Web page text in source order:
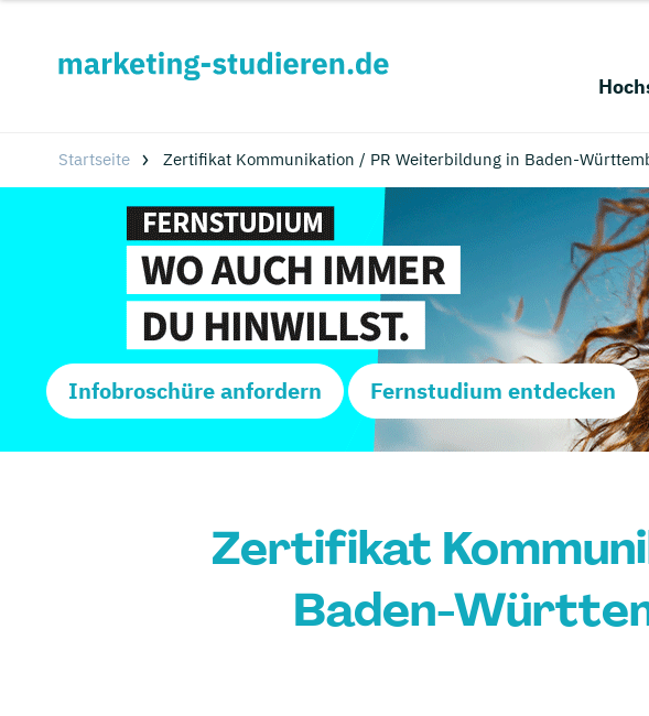
Startseite Zertifikat Kommunikation / PR Weiterbildung in Baden-
Infobroschüre anfordern Fernstudium entdecken
Zertifikat
Baden-